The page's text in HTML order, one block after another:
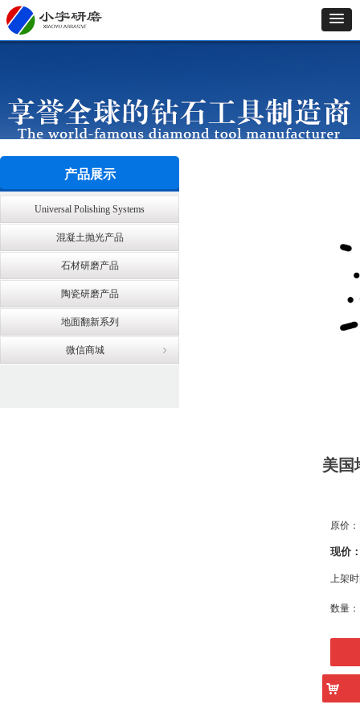
美国
原价：
现价
上架
数量：
낙
产品展示
Universal Polishing Systems
混凝土抛光产品
石材研磨产品
陶瓷研磨产品
地面翻新系列
ꁇ
微信商城